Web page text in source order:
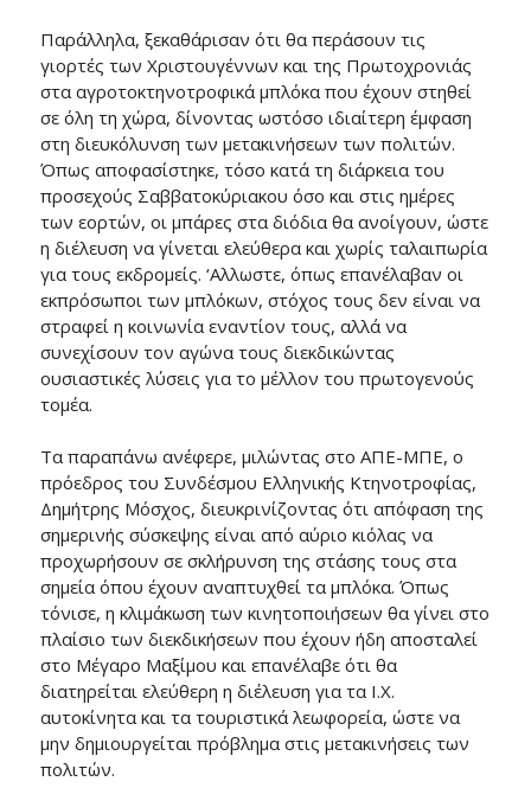
Παράλληλα, ξεκαθάρισαν ότι θα περάσουν τις
γιορτές των Χριστουγέννων και της Πρωτοχρονιάς
στα αγροτοκτηνοτροφικά μπλόκα που έχουν στηθεί
σε όλη τη χώρα, δίνοντας ωστόσο ιδιαίτερη έμφαση
στη διευκόλυνση των μετακινήσεων των πολιτών.
Όπως αποφασίστηκε, τόσο κατά τη διάρκεια του
προσεχούς Σαββατοκύριακου όσο και στις ημέρες
των εορτών, οι μπάρες στα διόδια θα ανοίγουν, ώστε
η διέλευση να γίνεται ελεύθερα και χωρίς ταλαιπωρία
για τους εκδρομείς. ‘Αλλωστε, όπως επανέλαβαν οι
εκπρόσωποι των μπλόκων, στόχος τους δεν είναι να
στραφεί η κοινωνία εναντίον τους, αλλά να
συνεχίσουν τον αγώνα τους διεκδικώντας
ουσιαστικές λύσεις για το μέλλον του πρωτογενούς
τομέα.
Τα παραπάνω ανέφερε, μιλώντας στο ΑΠΕ-ΜΠΕ, ο
πρόεδρος του Συνδέσμου Ελληνικής Κτηνοτροφίας,
Δημήτρης Μόσχος, διευκρινίζοντας ότι απόφαση της
σημερινής σύσκεψης είναι από αύριο κιόλας να
προχωρήσουν σε σκλήρυνση της στάσης τους στα
σημεία όπου έχουν αναπτυχθεί τα μπλόκα. Όπως
τόνισε, η κλιμάκωση των κινητοποιήσεων θα γίνει στο
πλαίσιο των διεκδικήσεων που έχουν ήδη αποσταλεί
στο Μέγαρο Μαξίμου και επανέλαβε ότι θα
διατηρείται ελεύθερη η διέλευση για τα Ι.Χ.
αυτοκίνητα και τα τουριστικά λεωφορεία, ώστε να
μην δημιουργείται πρόβλημα στις μετακινήσεις των
πολιτών.